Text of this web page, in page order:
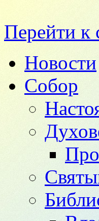
Перейти к
Новости
Собор